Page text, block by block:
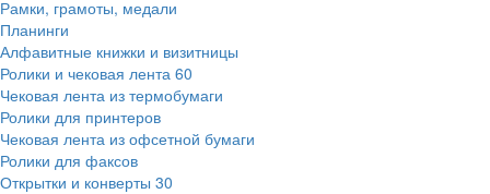
Рамки, грамоты, медали
Планинги
Алфавитные книжки и визитницы
Ролики и чековая лента 60
Чековая лента из термобумаги
Ролики для принтеров
Чековая лента из офсетной бумаги
Ролики для факсов
Открытки и конверты 30